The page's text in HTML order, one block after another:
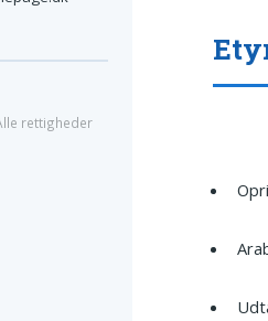
rettigheder